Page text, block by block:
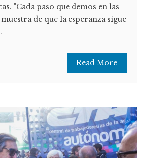
"Cada paso que demos en las
de que la esperanza sigue
Read More